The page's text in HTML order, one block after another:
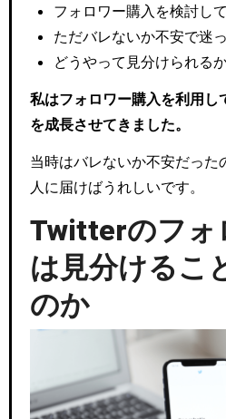
フォロワー購入を検討し
ただバレないか不安で迷
どうやって見分けられる
私はフォロワー購入を利用し
を成長させてきました。
当時はバレないか不安だった
人に届けばうれしいです。
Twitterのフォ
は見分けるこ
のか